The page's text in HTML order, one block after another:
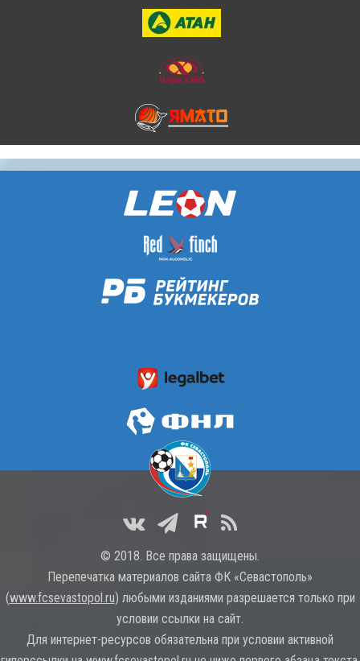
© 2018. Все права защищены.
Перепечатка материалов сайта ФК «Севастополь»
(www.fcsevastopol.ru) любыми изданиями разрешается только при
условии ссылки на сайт.
Для интернет-ресурсов обязательна при условии активной